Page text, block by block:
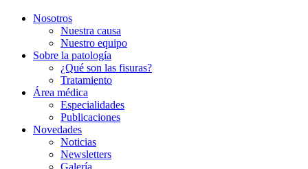
Nosotros
Nuestra causa
Nuestro equipo
Sobre la patología
¿Qué son las fisuras?
Tratamiento
Área médica
Especialidades
Publicaciones
Novedades
Noticias
Newsletters